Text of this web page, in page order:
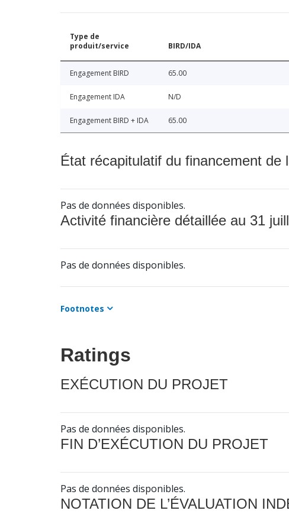
Type de
produit/service
BIRD/IDA
Engagement BIRD 65.00
Engagement IDA N/D
Engagement BIRD + IDA 65.00
État récapitulatif du financement
Pas de données disponibles.
Activité financière détaillée au 31
Pas de données disponibles.
Footnotes
Ratings
EXÉCUTION DU PROJET
Pas de données disponibles.
FIN D’EXÉCUTION DU PROJET
Pas de données disponibles.
NOTATION DE L’ÉVALUATION